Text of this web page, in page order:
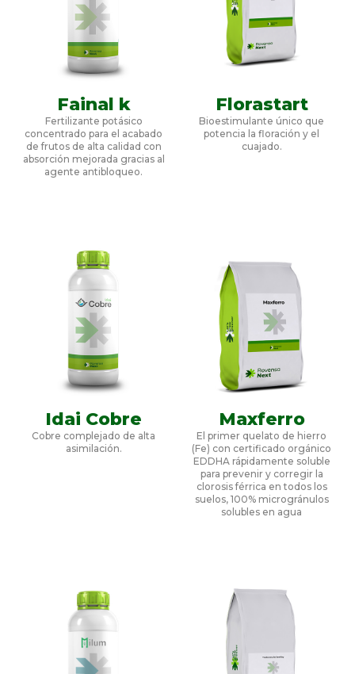
Fainal k
Fertilizante potásico
concentrado para el acabado
de frutos de alta calidad con
absorción mejorada gracias al
agente antibloqueo.
Florastart
Bioestimulante único que
potencia la floración y el
cuajado.
Idai Cobre
Cobre complejado de alta
asimilación.
Maxferro
El primer quelato de hierro
(Fe) con certificado orgánico
EDDHA rápidamente soluble
para prevenir y corregir la
clorosis férrica en todos los
suelos, 100% microgránulos
solubles en agua